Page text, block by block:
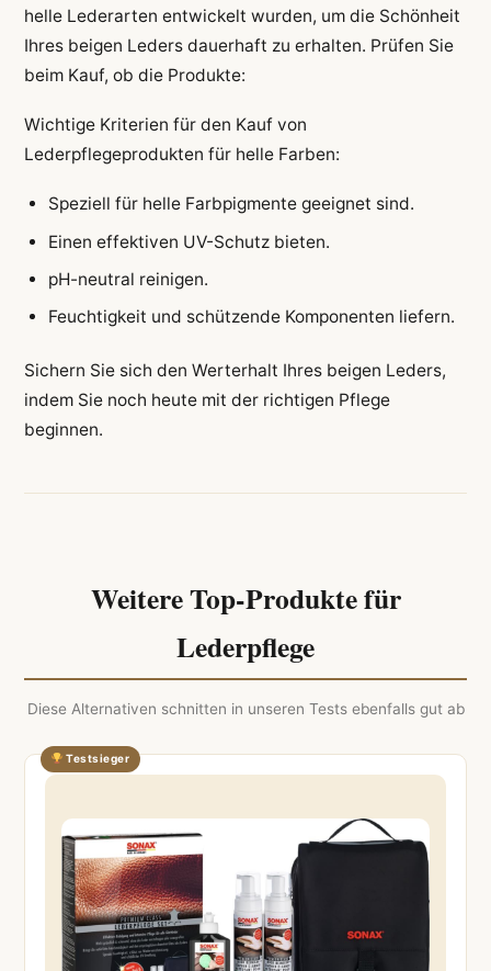
helle Lederarten entwickelt wurden, um die Schönheit
Ihres beigen Leders dauerhaft zu erhalten. Prüfen Sie
beim Kauf, ob die Produkte:
Wichtige Kriterien für den Kauf von
Lederpflegeprodukten für helle Farben:
Speziell für helle Farbpigmente geeignet sind.
Einen effektiven UV-Schutz bieten.
pH-neutral reinigen.
Feuchtigkeit und schützende Komponenten liefern.
Sichern Sie sich den Werterhalt Ihres beigen Leders,
indem Sie noch heute mit der richtigen Pflege
beginnen.
Weitere Top-Produkte für
Lederpflege
Diese Alternativen schnitten in unseren Tests ebenfalls gut ab
Testsieger